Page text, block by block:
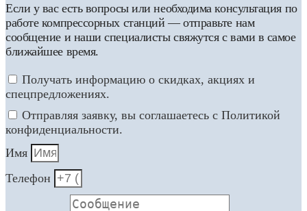
Если у вас есть вопросы или необходима консультация по
работе компрессорных станций — отправьте нам
сообщение и наши специалисты свяжутся с вами в самое
ближайшее время.
Получать информацию о скидках, акциях и
спецпредложениях.
Отправляя заявку, вы соглашаетесь с Политикой
конфиденциальности.
Имя
Телефон